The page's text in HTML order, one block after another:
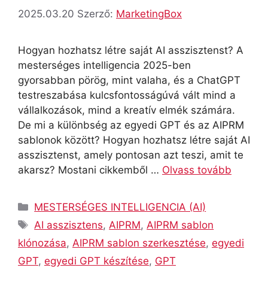
2025.03.20 Szerző: MarketingBox
Hogyan hozhatsz létre saját AI asszisztenst? A
mesterséges intelligencia 2025-ben
gyorsabban pörög, mint valaha, és a ChatGPT
testreszabása kulcsfontosságúvá vált mind a
vállalkozások, mind a kreatív elmék számára.
De mi a különbség az egyedi GPT és az AIPRM
sablonok között? Hogyan hozhatsz létre saját AI
asszisztenst, amely pontosan azt teszi, amit te
akarsz? Mostani cikkemből … Olvass tovább
Kategória
MESTERSÉGES INTELLIGENCIA (AI)
Címkék
AI asszisztens, AIPRM, AIPRM sablon
klónozása, AIPRM sablon szerkesztése, egyedi
GPT, egyedi GPT készítése, GPT